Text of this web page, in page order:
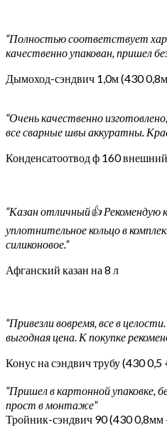
“Полностью соответствует
качественно упакован, пришел
Дымоход-сэндвич 1,0м (430
“Очень качественно
все сварные швы аккуратны.
Конденсатоотвод ф 160 внешний
“Казан отличный👍 Рекомендую
уплотнительное кольцо в
силиконовое.”
Афганский казан на 8 л
“Привезли вовремя, все в
выгодная цена. К покупке
Конус на сэндвич трубу (430
“Пришел в картонной упаковке,
прост в монтаже”
Тройник-сэндвич 90 (430